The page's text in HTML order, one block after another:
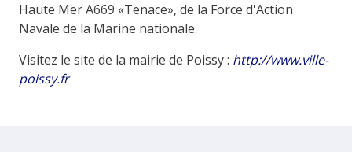
Haute Mer A669 «Tenace», de la Force d'Action
Navale de la Marine nationale.
Visitez le site de la mairie de Poissy : http://www.ville-
poissy.fr